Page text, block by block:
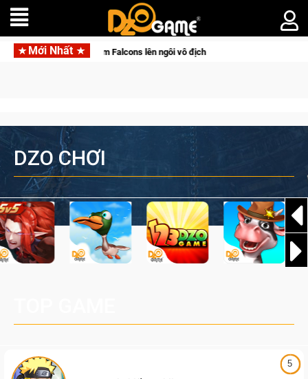
Mới Nhất
cảm xúc, Team Falcons lên ngôi vô địch
DZO CHƠI
5